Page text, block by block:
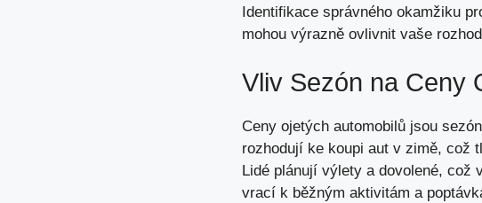
Identifikace správného okamžiku
mohou výrazně ovlivnit vaše
Vliv Sezón na Ceny
Ceny ojetých automobilů jsou
rozhodují ke koupi aut v zimě, což
Lidé plánují výlety a dovolené, což
vrací k běžným aktivitám a